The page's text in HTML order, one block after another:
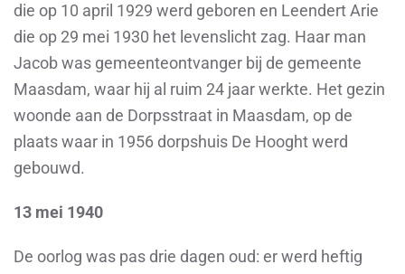
die op 10 april 1929 werd geboren en Leendert Arie
die op 29 mei 1930 het levenslicht zag. Haar man
Jacob was gemeenteontvanger bij de gemeente
Maasdam, waar hij al ruim 24 jaar werkte. Het gezin
woonde aan de Dorpsstraat in Maasdam, op de
plaats waar in 1956 dorpshuis De Hooght werd
gebouwd.
13 mei 1940
De oorlog was pas drie dagen oud: er werd heftig